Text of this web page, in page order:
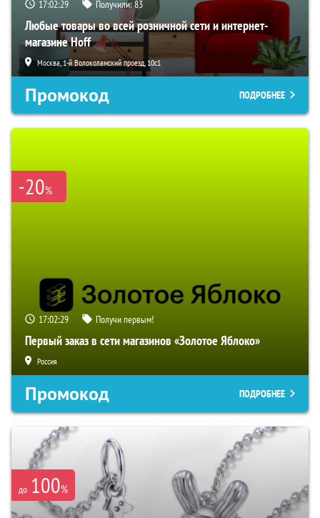
17:02:28 Получили:83
Любые товары во всей розничной сети и интернет-
магазине Hoff
Москва, 1-й Волоколамский проезд, 10с1
Промокод ПОДРОБНЕЕ
-20%
17:02:28 Получи первым!
Первый заказ в сети магазинов «Золотое Яблоко»
Россия
Промокод ПОДРОБНЕЕ
до 100%